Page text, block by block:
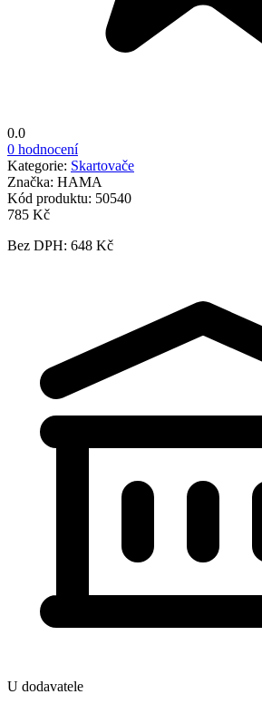
0.0
0 hodnocení
Kategorie: Skartovače
Značka: HAMA
Kód produktu: 50540
785 Kč
Bez DPH: 648 Kč
U dodavatele